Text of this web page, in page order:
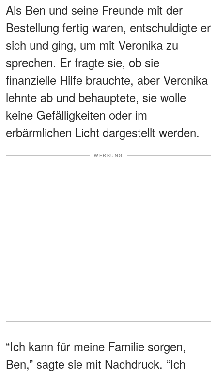
Als Ben und seine Freunde mit der
Bestellung fertig waren, entschuldigte er
sich und ging, um mit Veronika zu
sprechen. Er fragte sie, ob sie
finanzielle Hilfe brauchte, aber Veronika
lehnte ab und behauptete, sie wolle
keine Gefälligkeiten oder im
erbärmlichen Licht dargestellt werden.
WERBUNG
“Ich kann für meine Familie sorgen,
Ben,” sagte sie mit Nachdruck. “Ich